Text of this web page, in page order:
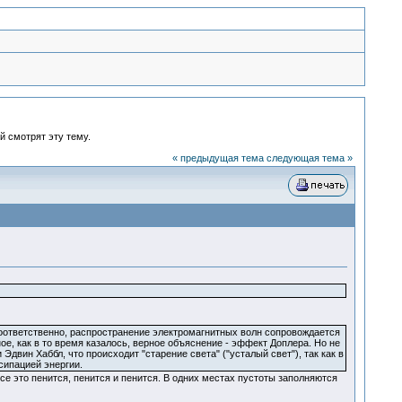
смотрят эту тему.
« предыдущая тема следующая тема »
распространение электромагнитных волн сопровождается
как в то время казалось, верное объяснение - эффект Доплера. Но не
Хаббл, что происходит "старение света" ("усталый свет"), так как в
энергии.
это пенится, пенится и пенится. В одних местах пустоты заполняются